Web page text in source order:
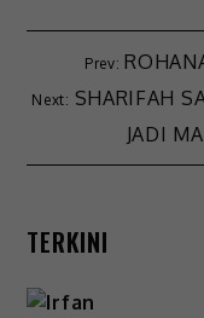
SHARIFAH
JADI
TERKINI